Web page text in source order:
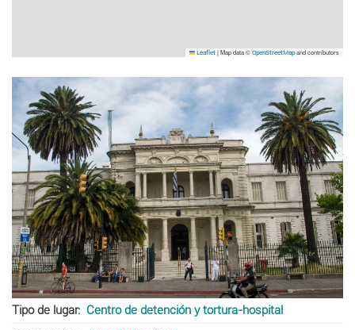
Leaflet |Map data © OpenStreetMapand contributors
Tipo de lugar
Centro de detención y tortura-hospital